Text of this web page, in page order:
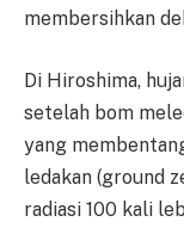
membersihkan
Di Hiroshima,
setelah bom
yang
ledakan (ground
radiasi 100 kali